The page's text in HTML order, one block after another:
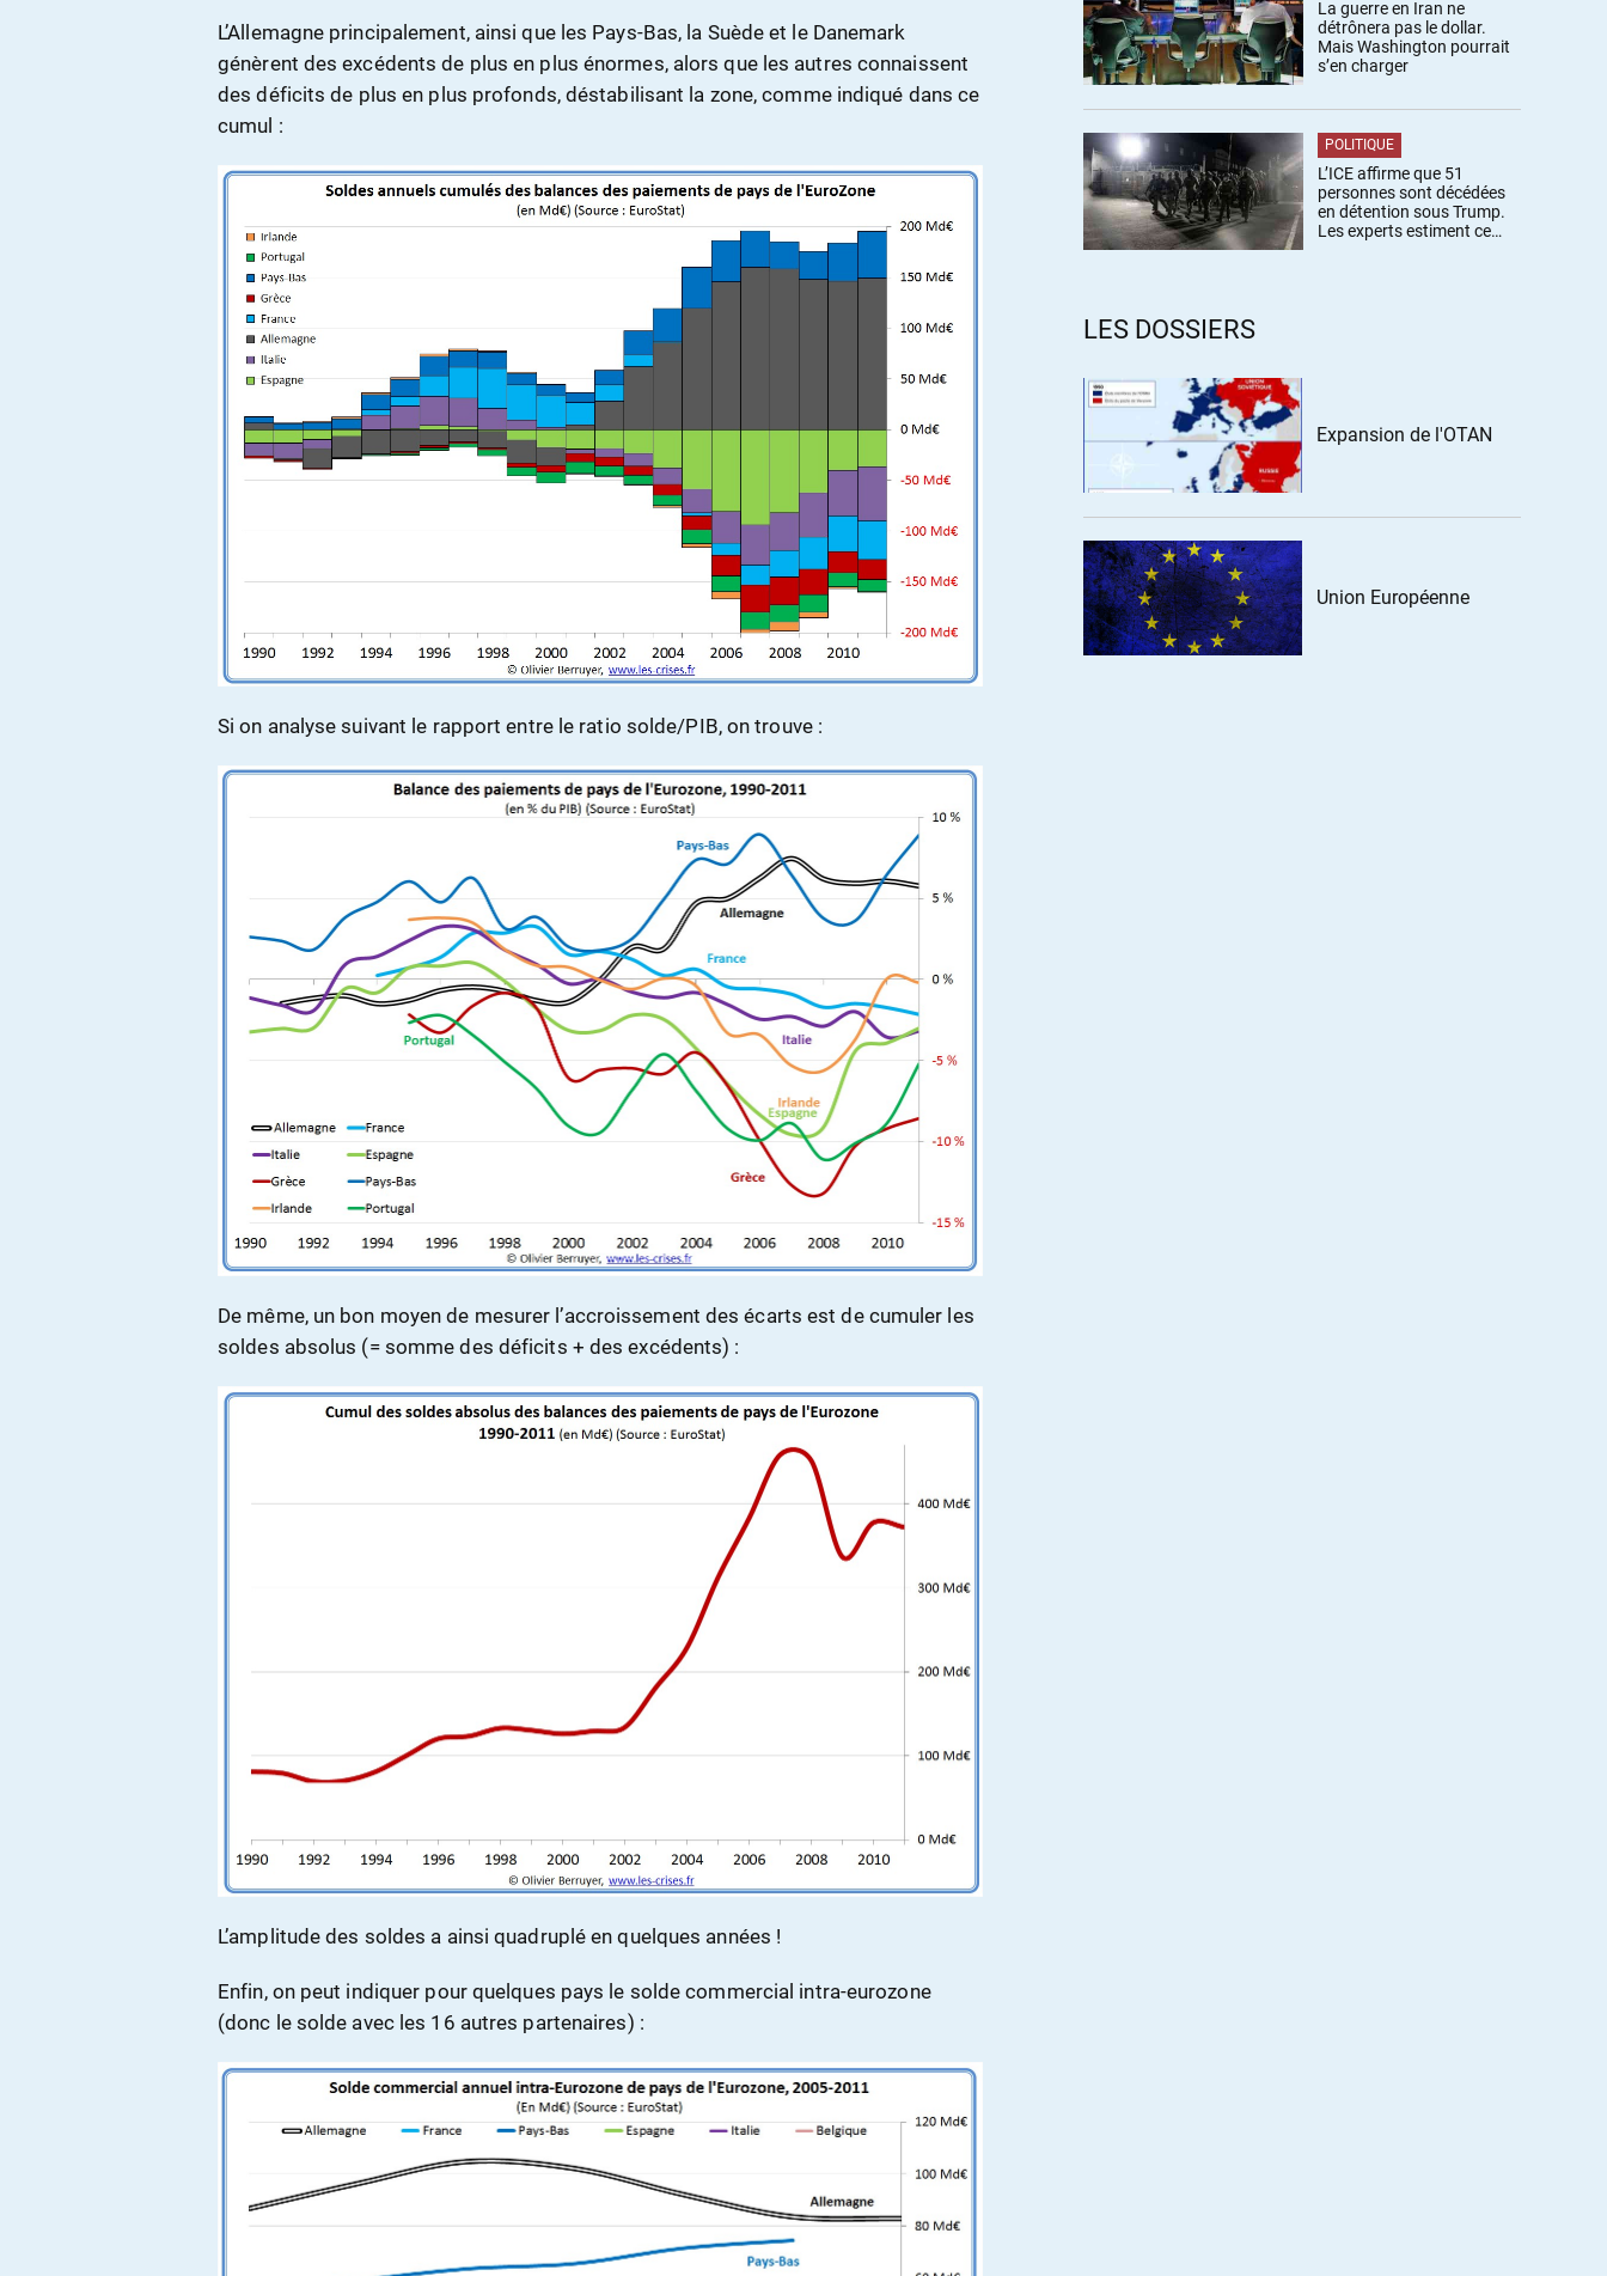
L’Allemagne principalement, ainsi que les Pays-Bas, la Suède et le Danemark
génèrent des excédents de plus en plus énormes, alors que les autres connaissent
des déficits de plus en plus profonds, déstabilisant la zone, comme indiqué dans ce
cumul :
Si on analyse suivant le rapport entre le ratio solde/PIB, on trouve :
De même, un bon moyen de mesurer l’accroissement des écarts est de cumuler les
soldes absolus (= somme des déficits + des excédents) :
L’amplitude des soldes a ainsi quadruplé en quelques années !
Enfin, on peut indiquer pour quelques pays le solde commercial intra-eurozone
(donc le solde avec les 16 autres partenaires) :
La guerre en Iran ne
détrônera pas le dollar.
Mais Washington pourrait
s’en charger
POLITIQUE
L’ICE affirme que 51
personnes sont décédées
en détention sous Trump.
Les experts estiment ce
LES DOSSIERS
Expansion de l'OTAN
Union Européenne